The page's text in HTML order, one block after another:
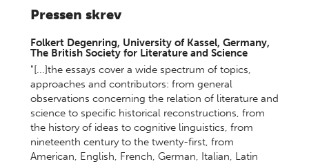
Pressen skrev
Folkert Degenring, University of Kassel, Germany,
The British Society for Literature and Science
"[...]the essays cover a wide spectrum of topics,
approaches and contributors: from general
observations concerning the relation of literature and
science to specific historical reconstructions, from
the history of ideas to cognitive linguistics, from
nineteenth century to the twenty-first, from
American, English, French, German, Italian, Latin